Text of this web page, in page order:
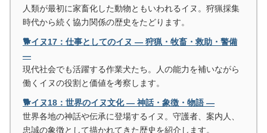
人類が最初に家畜化した動物ともいわれるイヌ。狩猟採集
時代から続く協力関係の歴史をたどります。
🐕イヌ17：仕事としてのイヌ ― 狩猟・牧畜・救助・警備
―
現代社会でも活躍する作業犬たち。人の能力を補いながら
働くイヌの役割と価値を考察します。
🐕イヌ18：世界のイヌ文化 ― 神話・象徴・物語 ―
世界各地の神話や伝承に登場するイヌ。守護者、案内人、
忠誠の象徴として描かれてきた歴史を紹介します。